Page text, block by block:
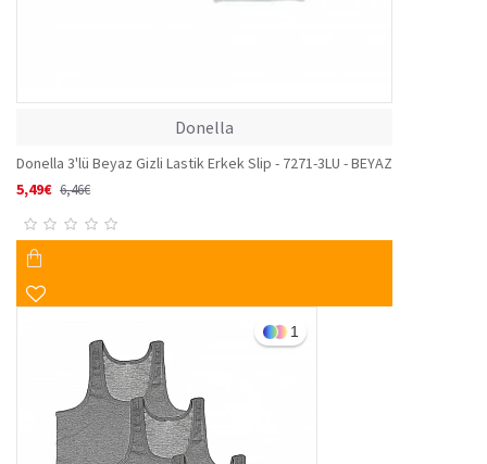
Donella
Donella 3'lü Beyaz Gizli Lastik Erkek Slip - 7271-3LU - BEYAZ
5,49€ 6,46€
1